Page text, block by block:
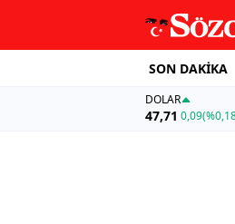
SON DAKİKA
DOLAR
47,71 0,09